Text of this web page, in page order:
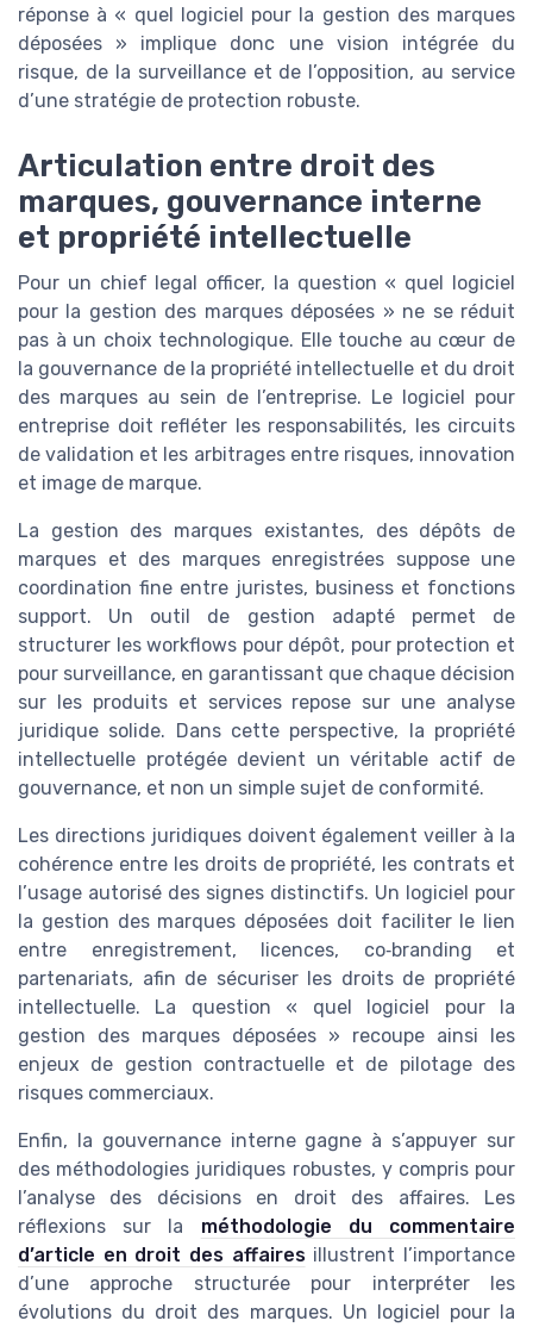
réponse à « quel logiciel pour la gestion des marques
déposées » implique donc une vision intégrée du
risque, de la surveillance et de l’opposition, au service
d’une stratégie de protection robuste.
Articulation entre droit des
marques, gouvernance interne
et propriété intellectuelle
Pour un chief legal officer, la question « quel logiciel
pour la gestion des marques déposées » ne se réduit
pas à un choix technologique. Elle touche au cœur de
la gouvernance de la propriété intellectuelle et du droit
des marques au sein de l’entreprise. Le logiciel pour
entreprise doit refléter les responsabilités, les circuits
de validation et les arbitrages entre risques, innovation
et image de marque.
La gestion des marques existantes, des dépôts de
marques et des marques enregistrées suppose une
coordination fine entre juristes, business et fonctions
support. Un outil de gestion adapté permet de
structurer les workflows pour dépôt, pour protection et
pour surveillance, en garantissant que chaque décision
sur les produits et services repose sur une analyse
juridique solide. Dans cette perspective, la propriété
intellectuelle protégée devient un véritable actif de
gouvernance, et non un simple sujet de conformité.
Les directions juridiques doivent également veiller à la
cohérence entre les droits de propriété, les contrats et
l’usage autorisé des signes distinctifs. Un logiciel pour
la gestion des marques déposées doit faciliter le lien
entre enregistrement, licences, co‑branding et
partenariats, afin de sécuriser les droits de propriété
intellectuelle. La question « quel logiciel pour la
gestion des marques déposées » recoupe ainsi les
enjeux de gestion contractuelle et de pilotage des
risques commerciaux.
Enfin, la gouvernance interne gagne à s’appuyer sur
des méthodologies juridiques robustes, y compris pour
l’analyse des décisions en droit des affaires. Les
réflexions sur la méthodologie du commentaire
d’article en droit des affairesillustrent l’importance
d’une approche structurée pour interpréter les
évolutions du droit des marques. Un logiciel pour la